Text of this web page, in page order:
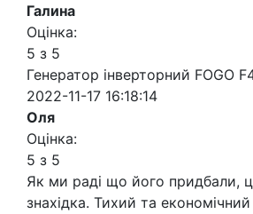
Галина
Оцінка:
5 з 5
Генератор інверторний FOGO
2022-11-17 16:18:14
Оля
Оцінка:
5 з 5
Як ми раді що його придбали,
знахідка. Тихий та економічний